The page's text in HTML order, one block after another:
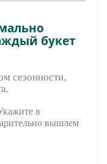
букет
сезонности,
в
вышлем